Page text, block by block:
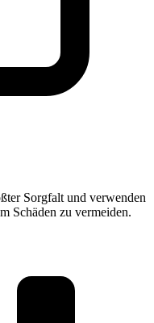
Sorgfalt und verwenden
Schäden zu vermeiden.